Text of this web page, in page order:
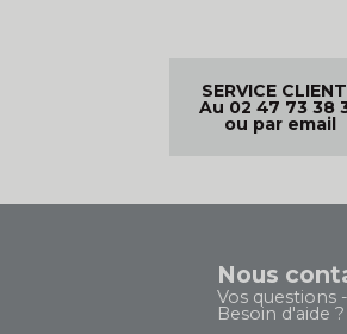
SERVICE
Au 02 47 73 38
ou par email
Nous
Vos questions
Besoin d'aide ?